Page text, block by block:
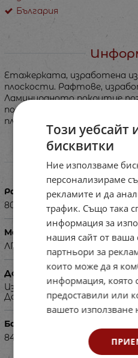
България
Етажерката, изработена
плоскости. Рафтове,
Ламинираното покритие
поддържане. Възможност за
плоскостите.
Размери в см
80х40х120
Материал
ЛПДЧ
Допълнителна информация
Изисква се авансово
Доставя се в сглобен вид.
Баркод (ISBN, UPC, др.)
84060140-1
Този уебсайт
бисквитки
Ние използваме
персонализираме
рекламите и да
трафик. Също така
информация за
нашия сайт от ваша
партньори за
които може да я
информация, която
предоставили или
вашето използване